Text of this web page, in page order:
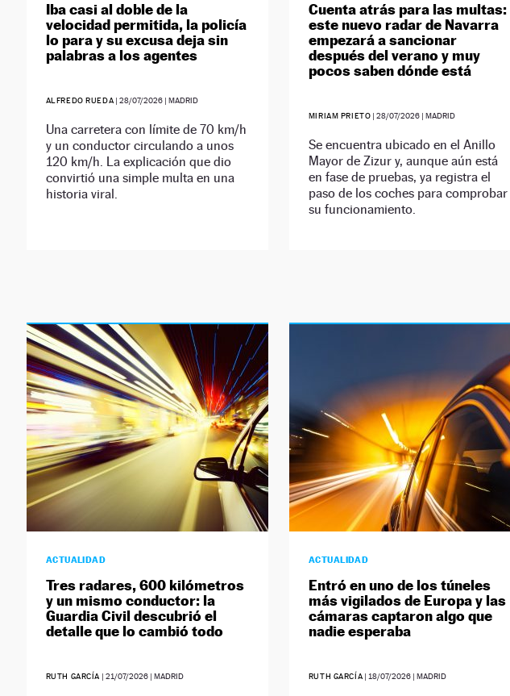
Iba casi al doble de la
velocidad permitida, la policía
lo para y su excusa deja sin
palabras a los agentes
ALFREDO RUEDA |28/07/2026 | MADRID
Una carretera con límite de 70 km/h
y un conductor circulando a unos
120 km/h. La explicación que dio
convirtió una simple multa en una
historia viral.
Cuenta atrás para las multas:
este nuevo radar de Navarra
empezará a sancionar
después del verano y muy
pocos saben dónde está
MIRIAM PRIETO |28/07/2026 | MADRID
Se encuentra ubicado en el Anillo
Mayor de Zizur y, aunque aún está
en fase de pruebas, ya registra el
paso de los coches para comprobar
su funcionamiento.
ACTUALIDAD
Tres radares, 600 kilómetros
y un mismo conductor: la
Guardia Civil descubrió el
detalle que lo cambió todo
RUTH GARCÍA |21/07/2026 | MADRID
ACTUALIDAD
Entró en uno de los túneles
más vigilados de Europa y las
cámaras captaron algo que
nadie esperaba
RUTH GARCÍA | 18/07/2026 | MADRID